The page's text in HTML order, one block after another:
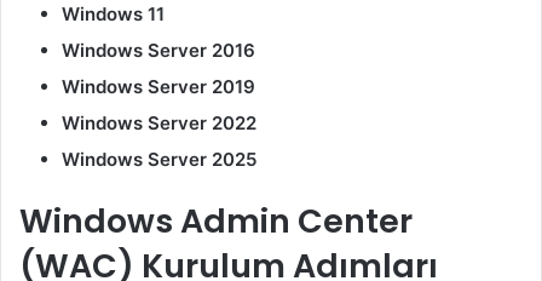
Windows 11
Windows Server 2016
Windows Server 2019
Windows Server 2022
Windows Server 2025
Windows Admin Center
(WAC) Kurulum Adımları